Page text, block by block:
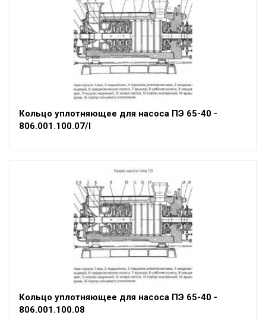
Кольцо уплотняющее для насоса ПЭ 65-40 -
806.001.100.07/I
Кольцо уплотняющее для насоса ПЭ 65-40 -
806.001.100.08